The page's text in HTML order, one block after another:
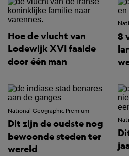
Hoe de vlucht van
Lodewijk XVI faalde
door één man
8
National Geographic Premium
Dit zijn de oudste nog
bewoonde steden ter
wereld